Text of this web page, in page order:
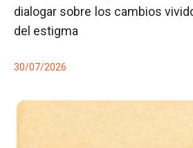
dialogar sobre los cambios
del estigma
30/07/2026